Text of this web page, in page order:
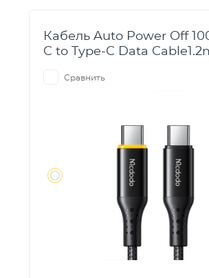
Кабель Auto Power Off
C to Type-C Data
Сравнить